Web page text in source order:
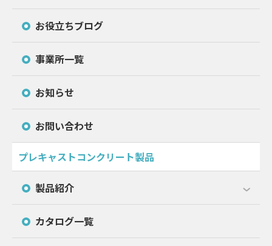
お役立ちブログ
事業所一覧
お知らせ
お問い合わせ
プレキャストコンクリート製品
製品紹介
カタログ一覧